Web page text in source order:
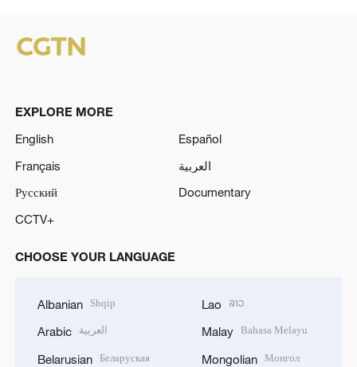
EXPLORE MORE
English
Español
Français
العربية
Русский
Documentary
CCTV+
CHOOSE YOUR LANGUAGE
Albanian Shqip
Arabic العربية
Belarusian Беларуская
Lao ລາວ
Malay Bahasa Melayu
Mongolian Монгол